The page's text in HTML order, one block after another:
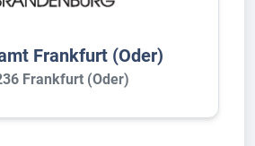
Frankfurt (Oder)
Frankfurt (Oder)